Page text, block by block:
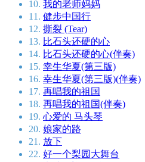
10. 我的老师妈妈
11. 健步中国行
12. 撕裂 (Tear)
13. 比石头还硬的心
14. 比石头还硬的心(伴奏)
15. 幸生华夏(第三版)
16. 幸生华夏(第三版)(伴奏)
17. 再唱我的祖国
18. 再唱我的祖国(伴奏)
19. 心爱的 马头琴
20. 娘家的路
21. 放下
22. 好一个梨园大舞台